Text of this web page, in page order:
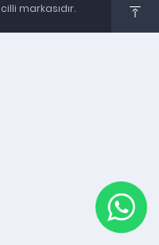
markasıdır.